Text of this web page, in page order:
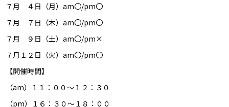
７月 ４日（月）am〇/pm〇
７月 ７日（木）am〇/pm〇
７月 ９日（土）am〇/pm×
７月１２日（火）am〇/pm〇
【開催時間】
（am）１１：００～１２：３０
（pm）１６：３０～１８：００